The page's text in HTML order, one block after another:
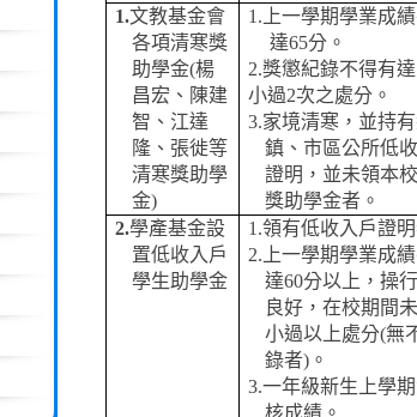
1.文教基金會
各項清寒獎
助學金(楊
昌宏、陳建
智、江達
隆、張徙等
清寒獎助學
金)
1.上一學期學業成
達65分。
2.獎懲紀錄不得有
小過2次之處分。
3.家境清寒，並持有
鎮、市區公所低
證明，並未領本
獎助學金者。
2.學產基金設
置低收入戶
學生助學金
1.領有低收入戶證明
2.上一學期學業成
達60分以上，操
良好，在校期間
小過以上處分(無
錄者)。
3.一年級新生上學
核成績。